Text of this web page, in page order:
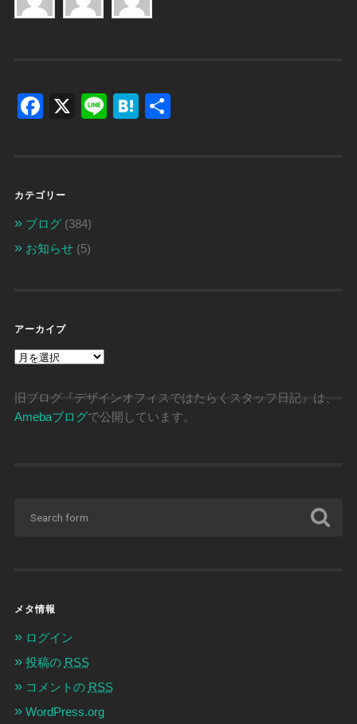
Facebook
X LineHatena
カテゴリー
ブログ(384)
お知らせ(5)
アーカイブ
ア
ー
イ
ブ
旧ブログ『デザインオフィスではたらくスタッフ日記』は、
Amebaブログで公開しています。
メタ情報
ログイン
投稿の RSS
コメントの RSS
WordPress.org